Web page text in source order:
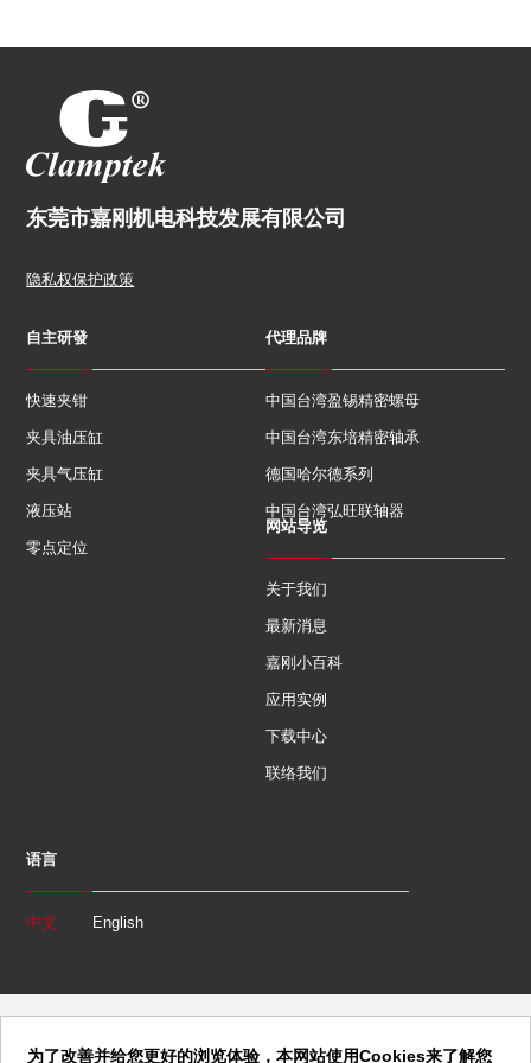
东莞市嘉刚机电科技发展有限公司
隐私权保护政策
自主研發
快速夹钳
夹具油压缸
夹具气压缸
液压站
零点定位
代理品牌
中国台湾盈锡精密螺母
中国台湾东培精密轴承
德国哈尔德系列
中国台湾弘旺联轴器
网站导览
关于我们
最新消息
嘉刚小百科
应用实例
下载中心
联络我们
语言
中文 English
为了改善并给您更好的浏览体验，本网站使用Cookies来了解您